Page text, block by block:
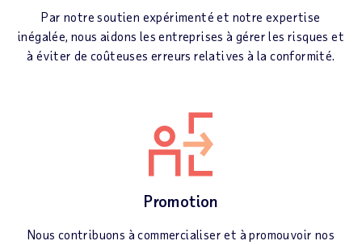
Par notre soutien expérimenté et notre expertise
inégalée, nous aidons les entreprises à gérer les risques et
à éviter de coûteuses erreurs relatives à la conformité.
Promotion
Nous contribuons à commercialiser et à promouvoir nos